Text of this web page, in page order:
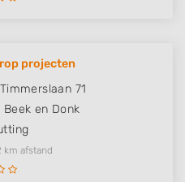
projecten
71
Beek en Donk
km afstand